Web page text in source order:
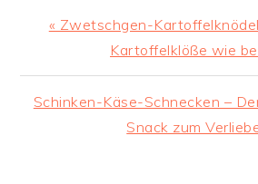
Previous
« Zwetschgen-
Kartoffelklöße wie
Next
Schinken-Käse-Schnecken –
Snack zum